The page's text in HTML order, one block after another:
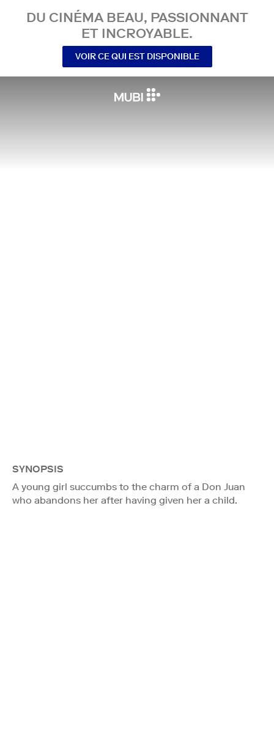
DU CINÉMA BEAU, PASSIONNANT
ET INCROYABLE.
VOIR CE QUI EST DISPONIBLE
SYNOPSIS
A young girl succumbs to the charm of a Don Juan
who abandons her after having given her a child.